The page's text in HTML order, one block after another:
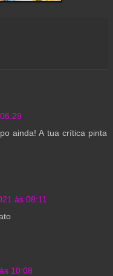
ainda! A tua crítica pinta
às 08:11
10:08